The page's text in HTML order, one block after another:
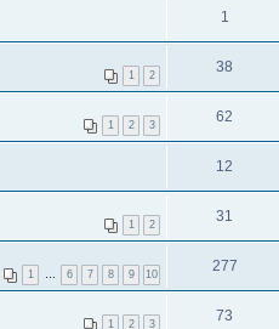
1
1 2 38
1 2 3 62
12
1 2 31
1 6 7 8 9 10 277
1 2 3 73